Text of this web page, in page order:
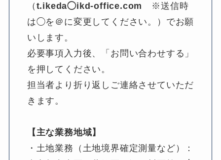
（ t.ikeda◯ikd-office.com
※送信時
は◯を＠に変更してください。）でお願
いします。
必要事項入力後、「お問い合わせする」
を押してください。
担当者より折り返しご連絡させていただ
きます。
【主な業務地域】
・土地業務（土地境界確定測量など）：